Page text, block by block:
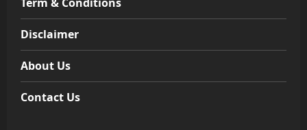
Disclaimer
About Us
Contact Us